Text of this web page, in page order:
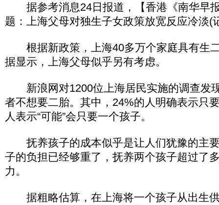
据参考消息24日报道，【香港《南华早
题：上海父母对独生子女政策放宽反应冷淡(
根据新政策，上海40多万个家庭具有生
据显示，上海父母似乎另有考虑。
新浪网对1200位上海居民实施的调查发
者不想要二胎。其中，24%的人明确表示只
人表示“可能”会只要一个孩子。
抚养孩子的成本似乎是让人们犹豫的主
子的负担已经够重了，抚养两个孩子超过了
力。
据粗略估算，在上海将一个孩子从出生